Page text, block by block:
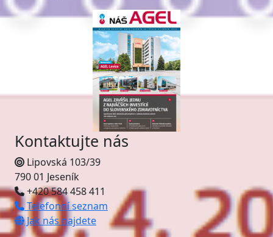
Kontaktujte nás
Lipovská 103/39
790 01 Jeseník
+420 584 458 411
Telefonní seznam
Jak nás najdete